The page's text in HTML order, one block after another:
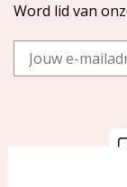
Word lid van
Email